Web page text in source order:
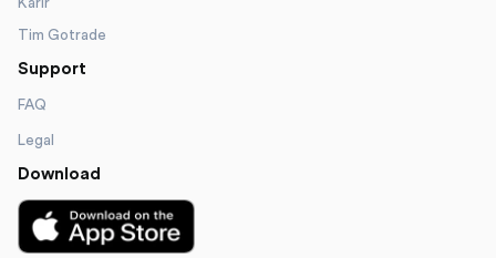
Tim Gotrade
Support
FAQ
Legal
Download